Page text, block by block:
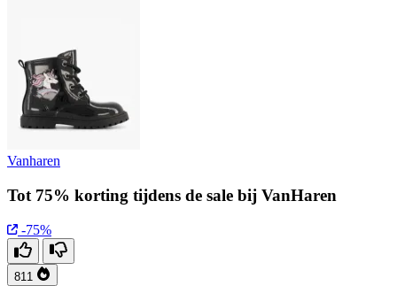
Vanharen
Tot 75% korting tijdens de sale bij VanHaren
-75%
811